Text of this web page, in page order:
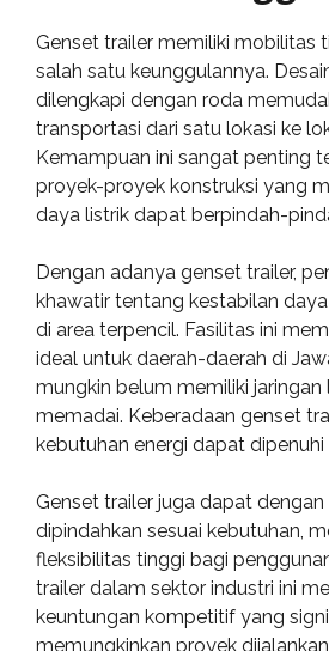
Genset trailer memiliki mobilitas
salah satu keunggulannya.
dilengkapi dengan roda
transportasi dari satu lokasi ke
Kemampuan ini sangat penting
proyek-proyek konstruksi yang
daya listrik dapat berpindah-
Dengan adanya genset trailer,
khawatir tentang kestabilan
di area terpencil. Fasilitas ini
ideal untuk daerah-daerah di
mungkin belum memiliki jaringan
memadai. Keberadaan genset
kebutuhan energi dapat dipenuhi
Genset trailer juga dapat
dipindahkan sesuai kebutuhan,
fleksibilitas tinggi bagi
trailer dalam sektor industri ini
keuntungan kompetitif yang
memungkinkan proyek